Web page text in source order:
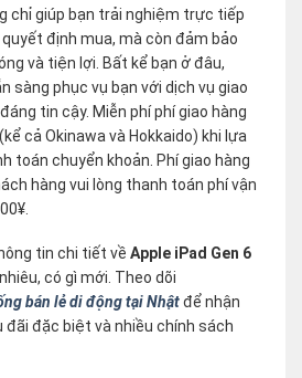
chỉ giúp bạn trải nghiệm trực tiếp
định mua, mà còn đảm bảo
và tiện lợi. Bất kể bạn ở đâu,
sàng phục vụ bạn với dịch vụ giao
tin cậy. Miễn phí phí giao hàng
cả Okinawa và Hokkaido) khi lựa
toán chuyển khoản. Phí giao hàng
hàng vui lòng thanh toán phí vận
tin chi tiết về Apple iPad Gen 6
có gì mới. Theo dõi
bán lẻ di động tại Nhậtđể nhận
đặc biệt và nhiều chính sách